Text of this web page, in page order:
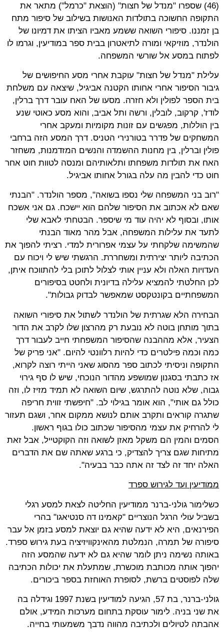
(46) שספרו "מנדל של חצות" (הוצאת "כרמל") מתאר את
התקופה החשוכה בתולדות האנושות בשילוב של סיפור מתח
בן זמננו. סיפורי השואה ששמע מאביו הציתו את דמיונו של
הולנדר, מוזיקאי ומורה לתיאטרון בבית ספר במודיעין, וגרמו לו
לפתוח במסע אל שורשי המשפחה.
עלילת "מנדל של חצות" עוקבת אחרי מסע החיפושים של
גיבור הסיפור אחרי אחותו הקטנה אביגיל, שיצאה עם משלחת
בית הספר לפולין ולא חזרה. מסעו של האח עובר דרך ברלין,
לודז', קרקוב, לובלין, ורשה ותל אביב, והוא מסע כאוטי שנע
בין הוללות, מפגשים עם זונות מקומיות ומעקב אחרי
המשחקים של פדרר בטורנירי הטניס. דרך המסע הזה ברחבי
פולין וברלין, בין מחנות ההשמדה והנשים המזדמנות, משחזר
האח את תולדות משפחתו ותלאותיהם ומנסה לטוות חוט אחר
חוט כדי להבין מה עלה בגורל אחותו אביגיל.
"רוב בני המשפחה שלי נספו בשואה", מספר הולנדר. "הבנתי
שאם לא אכתוב את הסיפור שלהם הוא יישכח. גם אני אשכח
אותו, ובסוף לא יהיה עוד מי שיספר. הבטחתי לאבא שלי
לתעד את עלילות המשפחה, אבל מהר מאוד הבנתי
שהמשימה שלקחתי על עצמי אפרורית למדי. רציתי להפוך את
הכתיבה ליותר יצירתית ומשחררת. הרגשתי שיש לי ויכוח עם
העדויות האלה ולא עניין אותי לצלול לתוכן בלי להתווכח איתן,
לכן החלטתי להמציא עלילה בדיונית ולחטט בסיפורים
המשפחתיים בקונטקסט שמאפשר לבדוק גבולות".
הבחירה הלא שגרתית של הולנדר לשתול את סיפורי השואה
בתוך מותחן בוטה לא נובעת רק מהרצון שלו לקרב את הדור
הצעיר, אלא מההבנה שהסיפור המשפחתי חייב לעבור דרך
כמה וכמה פילטרים כדי להיות רלוונטי להיום. "אני פריק של
התקופה וניסיתי לכתוב ספר מהסוג שאני הייתי רוצה לקרוא,
אז כתבתי בסגנון שמושפע מהדור הנוכחי, שיש לו סף גירוי
גבוה, שלא נוטה להתרגש, שיום השואה לא תמיד מזיז לו, וזה
כולל גם אותי", הוא אומר בגילוי לב. "חיפשתי זווית חריפה
שתגרה קוראים ותקרב אותם לנושא ממקום אחר, ושגם תעזור
לי להרחיק את עצמי מהסיפור שכתוב כולו בגוף ראשון.
הסמים והמין הם משקל מאזן לשואה וזה הקוקטייל, אבל זאת
מתיחות שגם צריך להצדיק, כי ברגע שאתה שם את הדברים
האלה יחד זה לצד זה אתה כבר בבעיה".
ממודיעין ועד לגירוש ספרד
כשלימור גולני-ברנר ממודיעין החליטה לצאת למסע רגלי
בשביל עולי הרגל הנוצריים "קאמינו דה סנטיאגו" בהרי
הפירנאים, היא לא ידעה שהיא גם יוצאת למסע בזמן אל עבר
סיפורה של תמרה, הנמלטת מהאינקוויזיציה בעת גירוש ספרד.
באותה נשימה ניתן לומר שהיא גם לא ידעה שהמסע הזה
יהפוך אותה מכותבת מוכשרת, שמתעלת את יכולות הכתיבה
שלה לפוסטים ברשת, לסופרת האוחזת בספר ביכורים.
גולני-ברנר, בת 57, הגיעה למודיעין בשנת 1997 וגידלה בה
את שני בניה. לימור עוסקת בתחום מערכות המידע, אולם
אהבתה לטיולים ולכתיבה מהווה נדבך משמעותי בחייה.